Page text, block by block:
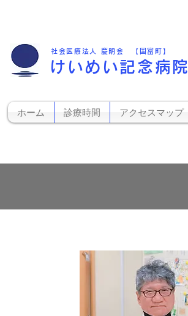
社会医療法人 慶明会 【国富町】
けいめい記念病院
ホーム 診療時間 アクセスマップ